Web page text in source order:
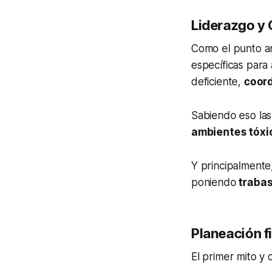
Liderazgo y
Como el punto
específicas para
deficiente,
Sabiendo eso
ambientes
Y
poniendo
Planeación
El primer mito y